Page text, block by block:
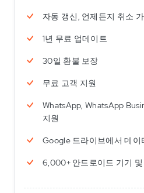
자동 갱신, 언제든지 취소
1년 무료 업데이트
30일 환불 보장
무료 고객 지원
WhatsApp, WhatsApp
지원
Google 드라이브에서 데이
6,000+ 안드로이드 기기 및